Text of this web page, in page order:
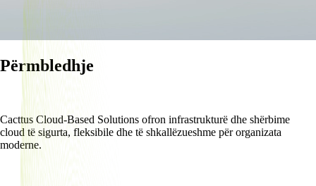
Përmbledhje
Cacttus Cloud-Based Solutions ofron infrastrukturë dhe shërbime
cloud të sigurta, fleksibile dhe të shkallëzueshme për organizata
moderne.